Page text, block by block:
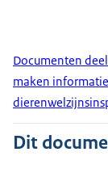
Documenten
maken
Dit